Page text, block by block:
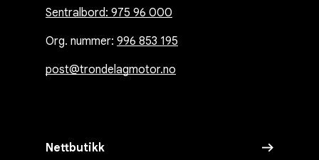
Sentralbord: 975 96 000
Org. nummer: 996 853 195
post@trondelagmotor.no
Nettbutikk